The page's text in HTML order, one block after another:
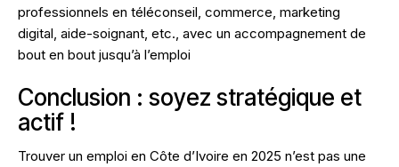
professionnels en téléconseil, commerce, marketing
digital, aide-soignant, etc., avec un accompagnement de
bout en bout jusqu’à l’emploi
Conclusion : soyez stratégique et
actif !
Trouver un emploi en Côte d’Ivoire en 2025 n’est pas une